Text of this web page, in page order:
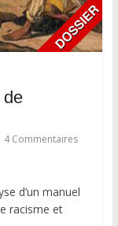
de
4 Commentaires
d’un manuel
racisme et